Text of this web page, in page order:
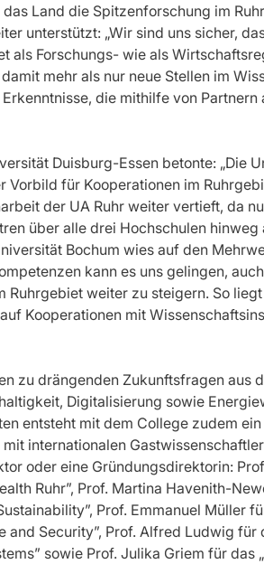
Land die Spitzenforschung im
unterstützt: „Wir sind uns sicher,
als Forschungs- wie als
mehr als nur neue Stellen im
die mithilfe von Partnern
Duisburg-Essen betonte: „Die
für Kooperationen im
der UA Ruhr weiter vertieft, da
über alle drei Hochschulen hinweg
Bochum wies auf den
kann es uns gelingen,
Ruhrgebiet weiter zu steigern. So
Kooperationen mit
zu drängenden Zukunftsfragen aus
Digitalisierung sowie
entsteht mit dem College zudem
internationalen
oder eine Gründungsdirektorin:
Ruhr”, Prof. Martina Havenith-
Prof. Emmanuel Müller
and Security”, Prof. Alfred Ludwig für
sowie Prof. Julika Griem für das